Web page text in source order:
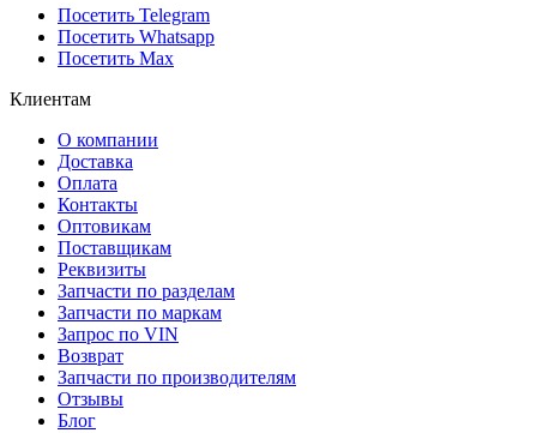
Посетить Telegram
Посетить Whatsapp
Посетить Max
Клиентам
О компании
Доставка
Оплата
Контакты
Оптовикам
Поставщикам
Реквизиты
Запчасти по разделам
Запчасти по маркам
Запрос по VIN
Возврат
Запчасти по производителям
Отзывы
Блог